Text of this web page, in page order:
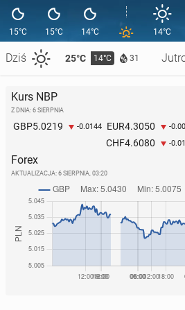
15°C
Dziś 25°C 14°C 31
15°C 14°C 14°C
Kurs NBP
Z DNIA: 6 SIERPNIA
GBP5.0219 -0.0144 EUR4.3050 -
CHF4.6080 -
Forex
AKTUALIZACJA: 6 SIERPNIA, 03:20